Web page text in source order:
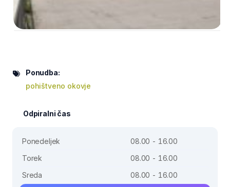
Ponudba:
pohištveno okovje
Odpiralni čas
Ponedeljek
08.00 - 16.00
Torek
08.00 - 16.00
Sreda
08.00 - 16.00